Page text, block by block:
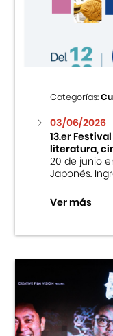
Centro
Cursos
Museo de la
Fondo Editorial
Teatro
Categorías:
03/06/2026
13.er
literatura,
20 de junio
Japonés.
Ver más